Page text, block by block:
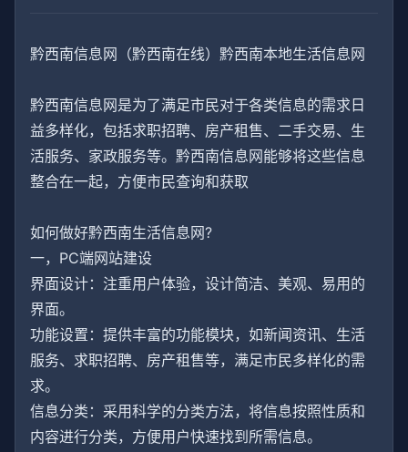
黔西南信息网（黔西南在线）黔西南本地生活信息网
黔西南信息网是为了满足市民对于各类信息的需求日
益多样化，包括求职招聘、房产租售、二手交易、生
活服务、家政服务等。黔西南信息网能够将这些信息
整合在一起，方便市民查询和获取
如何做好黔西南生活信息网?
一，PC端网站建设
界面设计：注重用户体验，设计简洁、美观、易用的
界面。
功能设置：提供丰富的功能模块，如新闻资讯、生活
服务、求职招聘、房产租售等，满足市民多样化的需
求。
信息分类：采用科学的分类方法，将信息按照性质和
内容进行分类，方便用户快速找到所需信息。